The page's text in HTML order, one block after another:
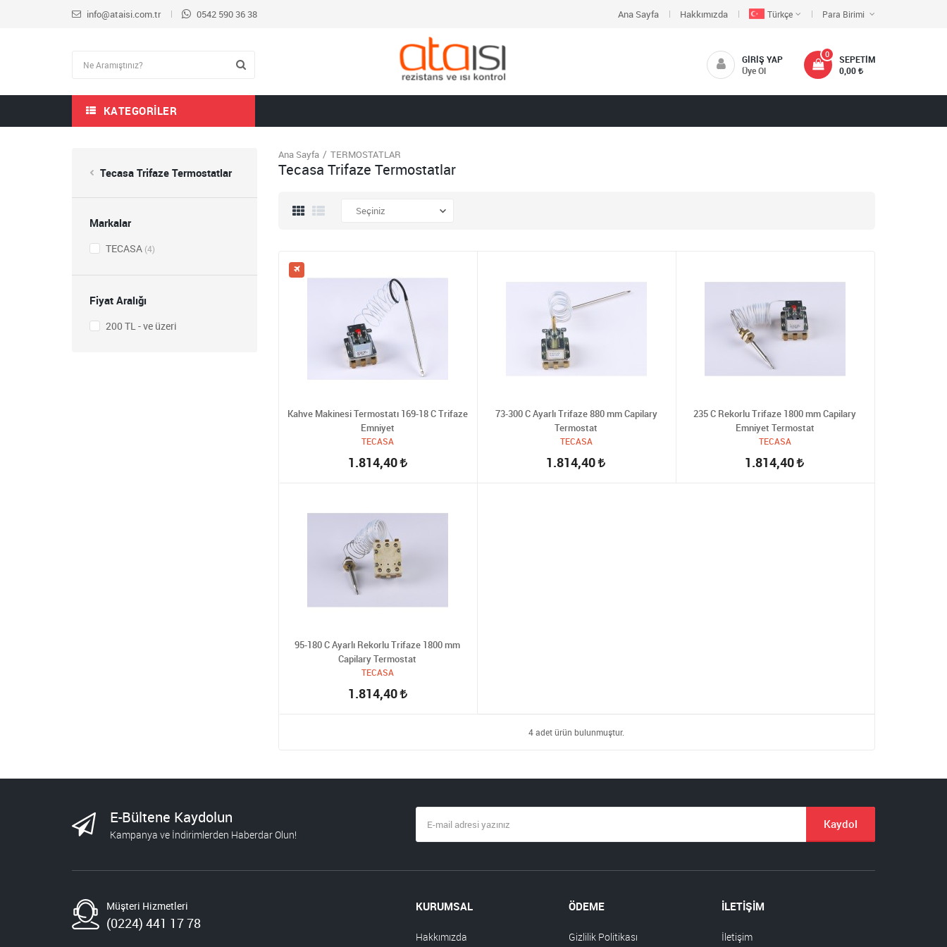
info@ataisi.com.tr 0542 590 36 38 Ana Sayfa Hakkımızda Türkçe Para Birimi
SEPETIM
0
0,00
GIRIŞ YAP
Üye Ol
KATEGORILER
Tecasa Trifaze Termostatlar
Markalar
TECASA (4)
Fiyat Aralığı
200 TL - ve üzeri
Ana Sayfa TERMOSTATLAR
Tecasa Trifaze Termostatlar
Kahve Makinesi Termostatı 169-18 C Trifaze
Emniyet
TECASA
1.814,40
73-300 C Ayarlı Trifaze 880 mm Capilary
Termostat
TECASA
1.814,40
235 C Rekorlu Trifaze 1800 mm Capilary
Emniyet Termostat
TECASA
1.814,40
95-180 C Ayarlı Rekorlu Trifaze 1800 mm
Capilary Termostat
TECASA
1.814,40
4 adet ürün bulunmuştur.
E-Bültene Kaydolun
Kampanya ve İndirimlerden Haberdar Olun!
Kaydol
Müşteri Hizmetleri
(0224) 441 17 78
KURUMSAL
Hakkımızda
ÖDEME
Gizlilik Politikası
İLETİŞİM
İletişim